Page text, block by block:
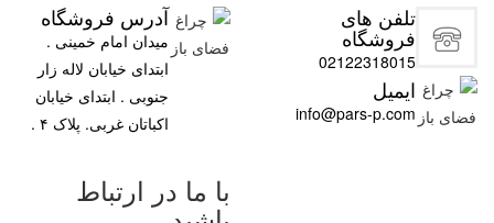
آدرس فروشگاه
میدان امام خمینی .
ابتدای خیابان لاله زار
جنوبی . ابتدای خیابان
اکباتان غربی. پلاک ۴ .
تلفن های
فروشگاه
02122318015
ایمیل
info@pars-p.com
با ما در ارتباط